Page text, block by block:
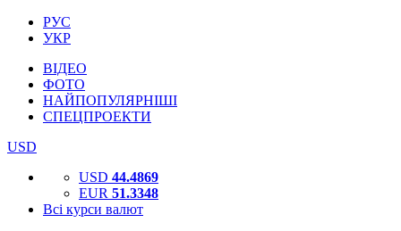
РУС
УКР
ВІДЕО
ФОТО
НАЙПОПУЛЯРНІШІ
СПЕЦПРОЕКТИ
USD
USD 44.4869
EUR 51.3348
Всі курси валют